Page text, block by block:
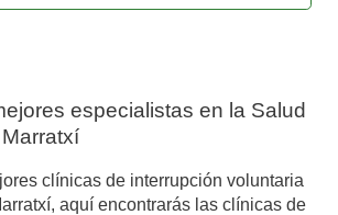
especialistas en la Salud
clínicas de interrupción voluntaria
aquí encontrarás las clínicas de